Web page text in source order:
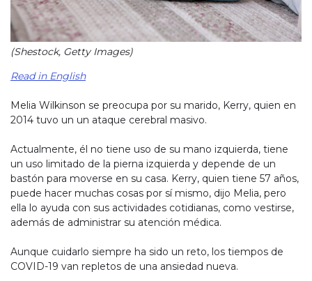
(Shestock, Getty Images)
Read in English
Melia Wilkinson se preocupa por su marido, Kerry, quien en
2014 tuvo un un ataque cerebral masivo.
Actualmente, él no tiene uso de su mano izquierda, tiene
un uso limitado de la pierna izquierda y depende de un
bastón para moverse en su casa. Kerry, quien tiene 57 años,
puede hacer muchas cosas por sí mismo, dijo Melia, pero
ella lo ayuda con sus actividades cotidianas, como vestirse,
además de administrar su atención médica.
Aunque cuidarlo siempre ha sido un reto, los tiempos de
COVID-19 van repletos de una ansiedad nueva.